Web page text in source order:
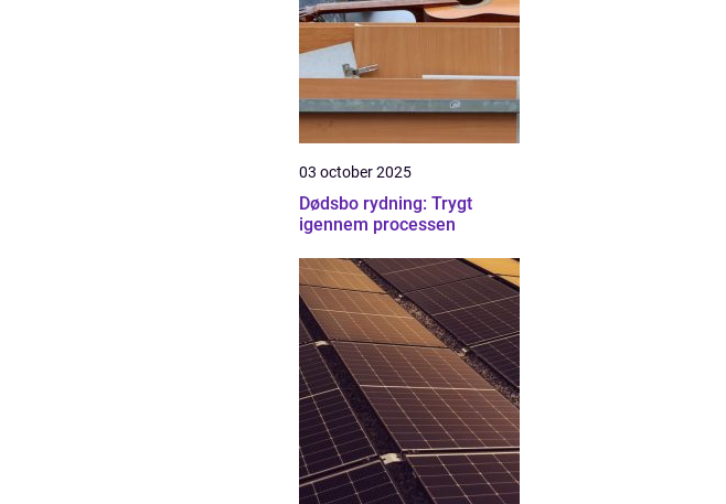
03 october 2025
Dødsbo rydning: Trygt
igennem processen